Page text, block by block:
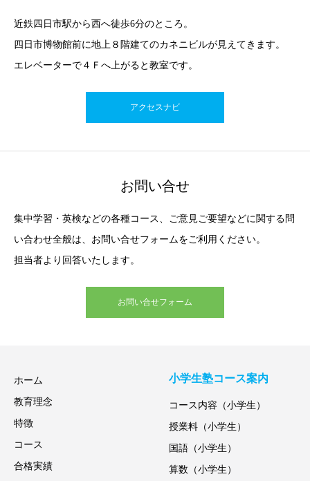
近鉄四日市駅から西へ徒歩6分のところ。
四日市博物館前に地上８階建てのカネニビルが見えてきます。
エレベーターで４Ｆへ上がると教室です。
アクセスナビ
お問い合せ
集中学習・英検などの各種コース、ご意見ご要望などに関する問
い合わせ全般は、お問い合せフォームをご利用ください。
担当者より回答いたします。
お問い合せフォーム
ホーム
教育理念
特徴
コース
合格実績
小学生塾コース案内
コース内容（小学生）
授業料（小学生）
国語（小学生）
算数（小学生）